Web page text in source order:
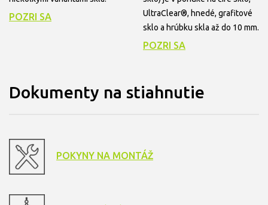
POZRI SA
UltraClear®, hnedé, grafitové
sklo a hrúbku skla až do 10 mm.
POZRI SA
Dokumenty na stiahnutie
POKYNY NA MONTÁŽ